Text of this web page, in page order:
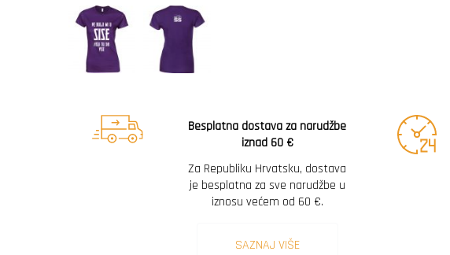
Besplatna dostava za narudžbe
iznad 60 €
Za Republiku Hrvatsku, dostava
je besplatna za sve narudžbe u
iznosu većem od 60 €.
SAZNAJ VIŠE